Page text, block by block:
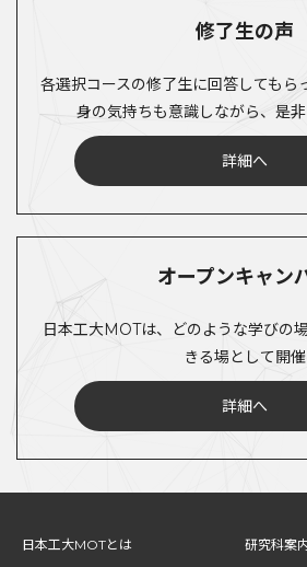
修了生の声
各選択コースの修了生に回答してもら
身の気持ちも意識しながら、是非
詳細へ
オープンキャン
日本工大MOTは、どのような学びの
きる場として開催
詳細へ
日本工大MOTとは
研究科案